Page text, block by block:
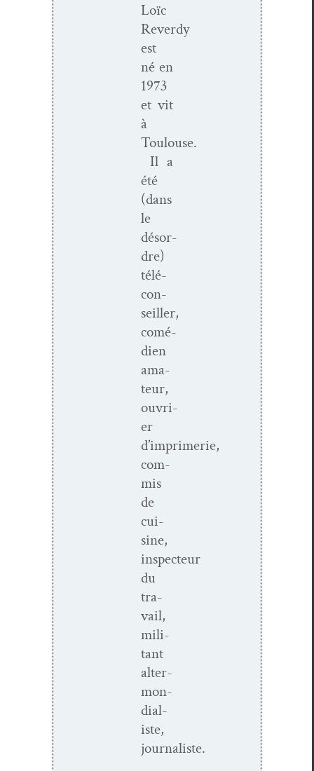
Loïc
Reverdy
est
né en
1973
et vit
à
Toulouse.
Il a
été
(dans
le
désor­
dre)
télé­
con­
seiller,
comé­
di­en
ama­
teur,
ouvri­
er
d’imprimerie,
com­
mis
de
cui­
sine,
inspecteur
du
tra­
vail,
mil­i­
tant
alter­
mon­
di­al­
iste,
journaliste.